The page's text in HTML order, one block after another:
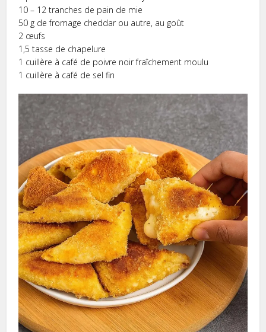
10 – 12 tranches de pain de mie
50 g de fromage cheddar ou autre, au goût
2 œufs
1,5 tasse de chapelure
1 cuillère à café de poivre noir fraîchement moulu
1 cuillère à café de sel fin